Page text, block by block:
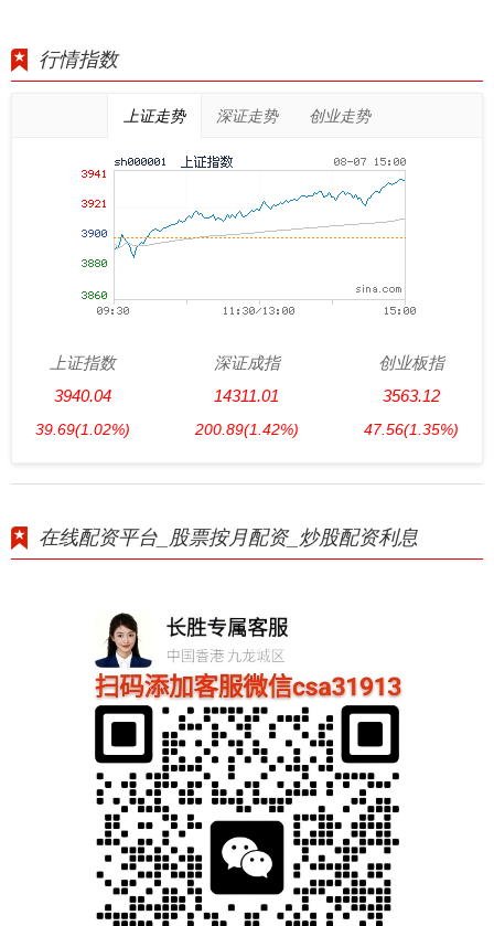
行情指数
上证走势 深证走势 创业走势
上证指数
3940.04
39.69(1.02%)
深证成指
14311.01
200.89(1.42%)
创业板指
3563.12
47.56(1.35%)
在线配资平台_股票按月配资_炒股配资利息